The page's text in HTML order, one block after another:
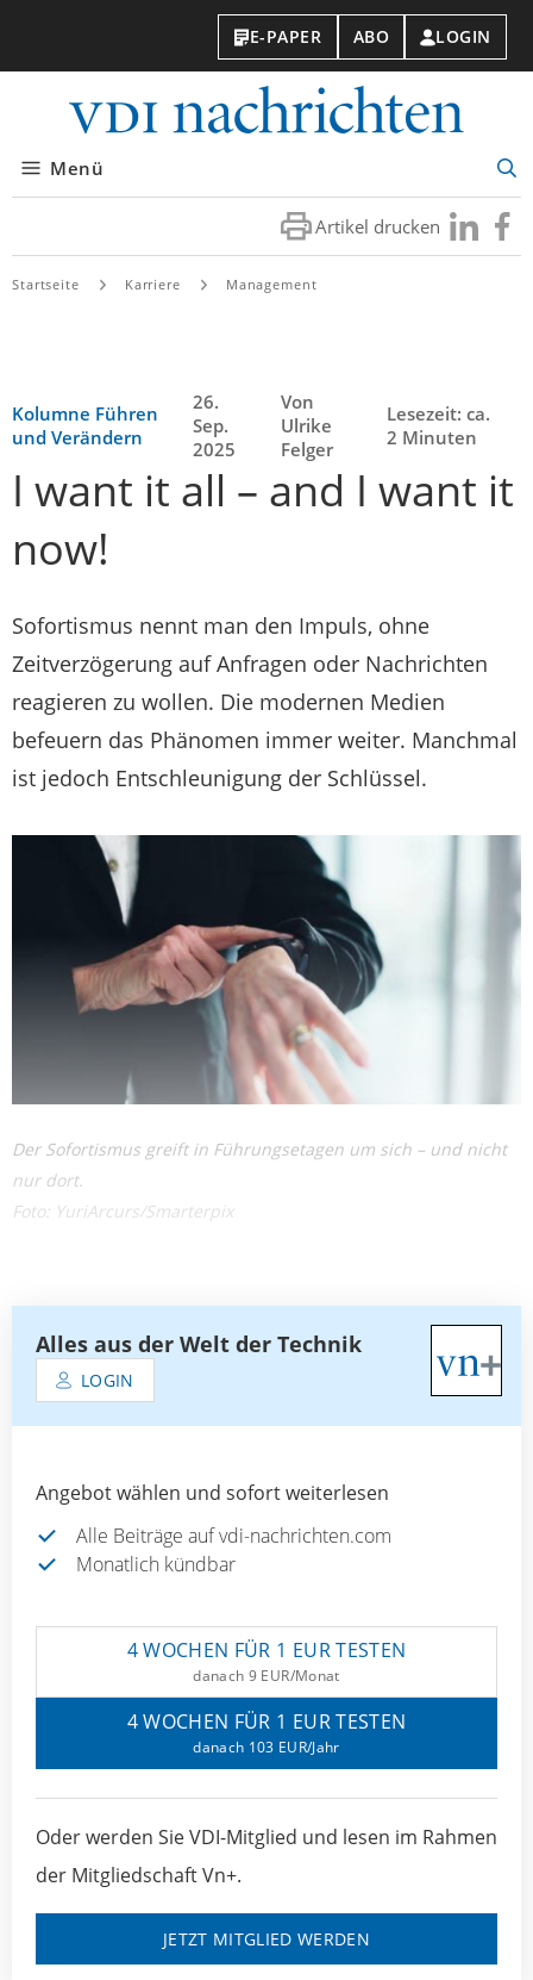
E-PAPER ABO LOGIN
Menü
Artikel drucken Besuchen
Sie
Sie
Startseite Karriere Management
Kolumne Führen
und Verändern
26.
Sep.
2025
Von
Ulrike
Felger
Lesezeit: ca.
2 Minuten
I want it all – and I want it
now!
Sofortismus nennt man den Impuls, ohne
Zeitverzögerung auf Anfragen oder Nachrichten
reagieren zu wollen. Die modernen Medien
befeuern das Phänomen immer weiter. Manchmal
ist jedoch Entschleunigung der Schlüssel.
Der Sofortismus greift in Führungsetagen um sich – und nicht
nur dort.
Foto: YuriArcurs/Smarterpix
Alles aus der Welt der Technik
LOGIN
Angebot wählen und sofort weiterlesen
Alle Beiträge auf vdi-nachrichten.com
Monatlich kündbar
4 WOCHEN FÜR 1 EUR TESTEN
danach 9 EUR/Monat
4 WOCHEN FÜR 1 EUR TESTEN
danach 103 EUR/Jahr
Oder werden Sie VDI-Mitglied und lesen im Rahmen
der Mitgliedschaft Vn+.
JETZT MITGLIED WERDEN